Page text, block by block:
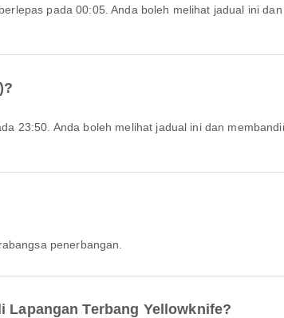
penerbangan.
Terbang Yellowknife?